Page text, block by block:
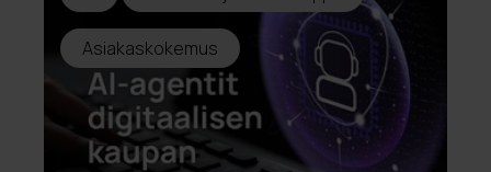
Asiakaskokemus